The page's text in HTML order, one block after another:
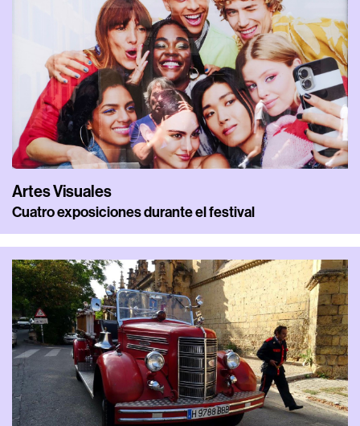
Artes Visuales
Cuatro exposiciones durante el festival